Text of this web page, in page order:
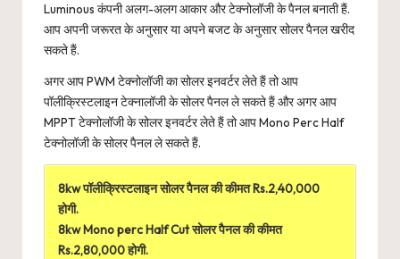
Luminous कंपनी अलग-अलग आकार और टेक्नोलॉजी के पैनल बनाती हैं.
आप अपनी जरूरत के अनुसार या अपने बजट के अनुसार सोलर पैनल खरीद
सकते हैं.
अगर आप PWM टेक्नोलॉजी का सोलर इनवर्टर लेते हैं तो आप
पॉलीक्रिस्टलाइन टेक्नालॉजी के सोलर पैनल ले सकते हैं और अगर आप
MPPT टेक्नोलॉजी के सोलर इनवर्टर लेते हैं तो आप Mono Perc Half
टेक्नोलॉजी के सोलर पैनल ले सकते हैं.
8kw पॉलीक्रिस्टलाइन सोलर पैनल की कीमत Rs.2,40,000
होगी.
8kw Mono perc Half Cut सोलर पैनल की कीमत
Rs.2,80,000 होगी.